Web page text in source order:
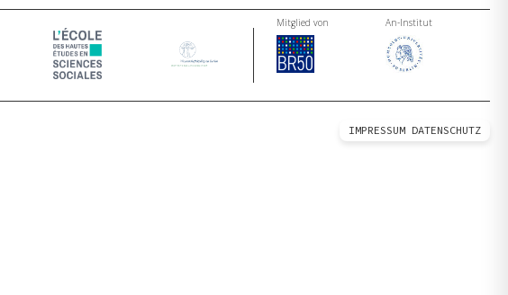
Mitglied von An-Institut
IMPRESSUM DATENSCHUTZ